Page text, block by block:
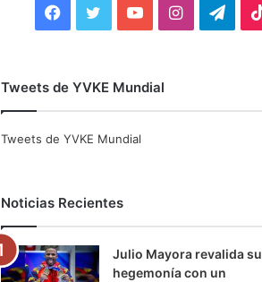
F
c
o
k
i
r
Y
u
e
I
r
a
T
a
m
Tweets de YVKE Mundial
Tweets de YVKE Mundial
Noticias Recientes
Julio Mayora revalida su
hegemonía con un